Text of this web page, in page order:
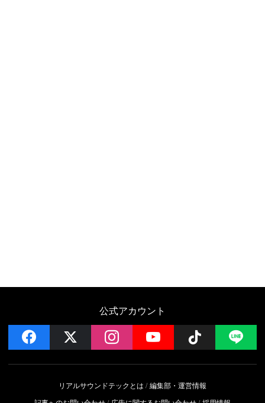
公式アカウント
facebook instagramYouTube Follow
リアルサウンドテックとは
編集部・運営情報